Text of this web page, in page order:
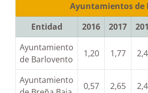
Ayuntamientos de
Entidad
2016 2017
Ayuntamiento
de Barlovento
1,20 1,77
Ayuntamiento
0,57 2,65